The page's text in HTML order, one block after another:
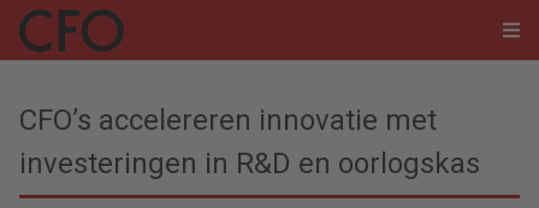
CFO’s accelereren innovatie met
investeringen in R&D en oorlogskas